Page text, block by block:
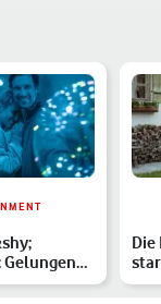
zwischen
Die